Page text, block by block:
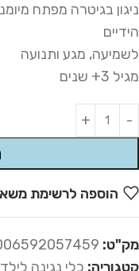
ניגון בגיטרה מפתח
הידיים
לשמיעה, מגע ותנועה
מגיל 3+ שנים
Alternative:
הוספה לרשימת
מק"ט: (14-437)
קטגוריה: כלי נגינה